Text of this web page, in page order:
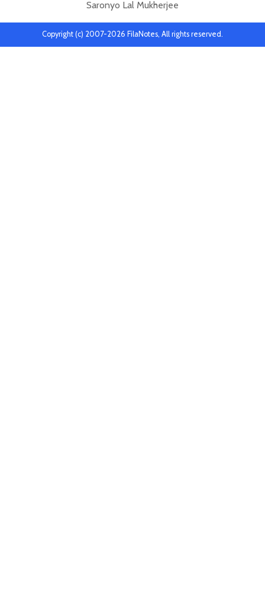
Saronyo Lal Mukherjee
Copyright (c) 2007-2026 FilaNotes, All rights reserved.